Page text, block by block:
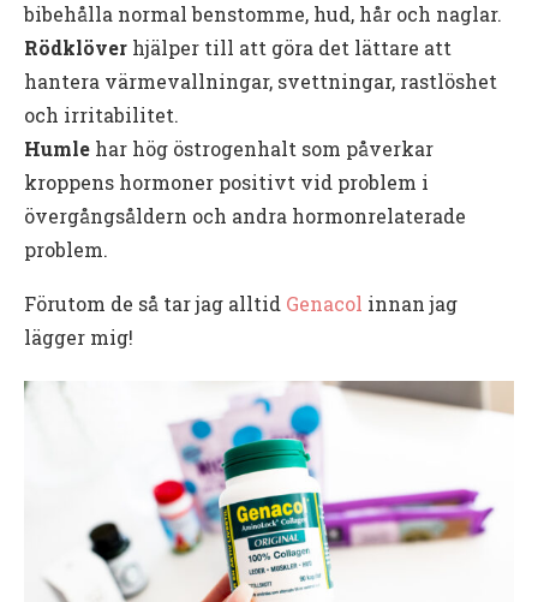
bibehålla normal benstomme, hud, hår och naglar.
Rödklöver hjälper till att göra det lättare att
hantera värmevallningar, svettningar, rastlöshet
och irritabilitet.
Humle har hög östrogenhalt som påverkar
kroppens hormoner positivt vid problem i
övergångsåldern och andra hormonrelaterade
problem.
Förutom de så tar jag alltid Genacol innan jag
lägger mig!